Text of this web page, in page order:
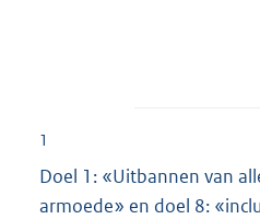
1
Doel 1: «Uitbannen van
armoede» en doel 8: